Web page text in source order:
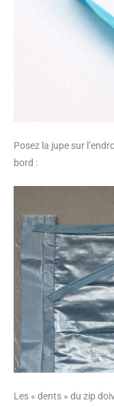
Posez la jupe sur
bord :
Les « dents » du zip